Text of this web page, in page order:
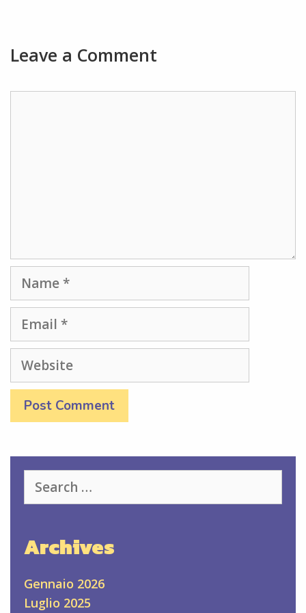
Leave a Comment
Website
for:
Archives
Gennaio 2026
Luglio 2025